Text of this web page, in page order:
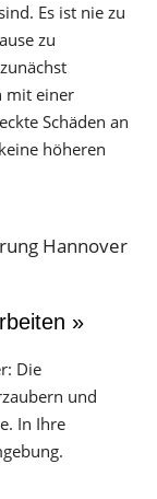
Es ist nie zu
zu
mit einer
Schäden an
höheren
»
Die
und
In Ihre